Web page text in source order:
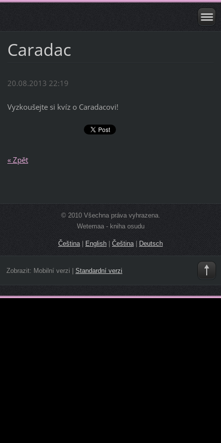
Caradac
20.08.2013 22:19
Vyzkoušejte si kvíz o Caradacovi!
« Zpět
© 2010 Všechna práva vyhrazena.
Wetemaa - kniha osudu
Čeština | English | Čeština | Deutsch
Zobrazit: Mobilní verzi Standardní verzi